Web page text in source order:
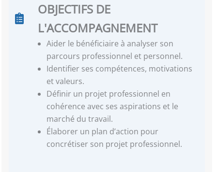
OBJECTIFS DE
L'ACCOMPAGNEMENT
Aider le bénéficiaire à analyser son
parcours professionnel et personnel.
Identifier ses compétences, motivations
et valeurs.
Définir un projet professionnel en
cohérence avec ses aspirations et le
marché du travail.
Élaborer un plan d’action pour
concrétiser son projet professionnel.